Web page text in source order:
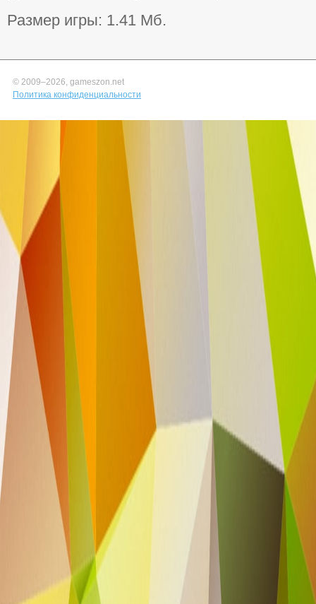
Размер игры: 1.41 Мб.
© 2009–2026, gameszon.net
Политика конфиденциальности